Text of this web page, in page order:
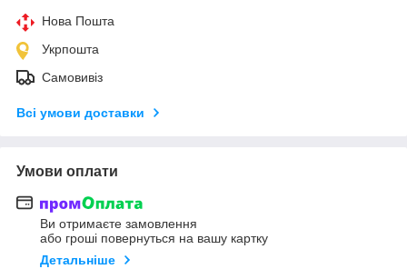
Нова Пошта
Укрпошта
Самовивіз
Всі умови доставки
Умови оплати
Ви отримаєте замовлення
або гроші повернуться на вашу картку
Детальніше